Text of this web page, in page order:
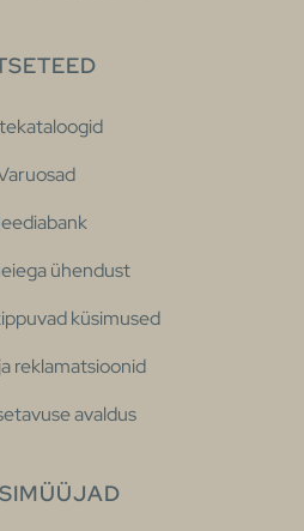
ühendust
küsimused
reklamatsioonid
avaldus